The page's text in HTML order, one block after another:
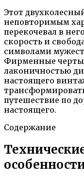
Этот
неповторимым
перекочевал в
скорость и
символами
Фирменные
лаконичностью
настоящего
путешествие по
настоящего.
Содержание